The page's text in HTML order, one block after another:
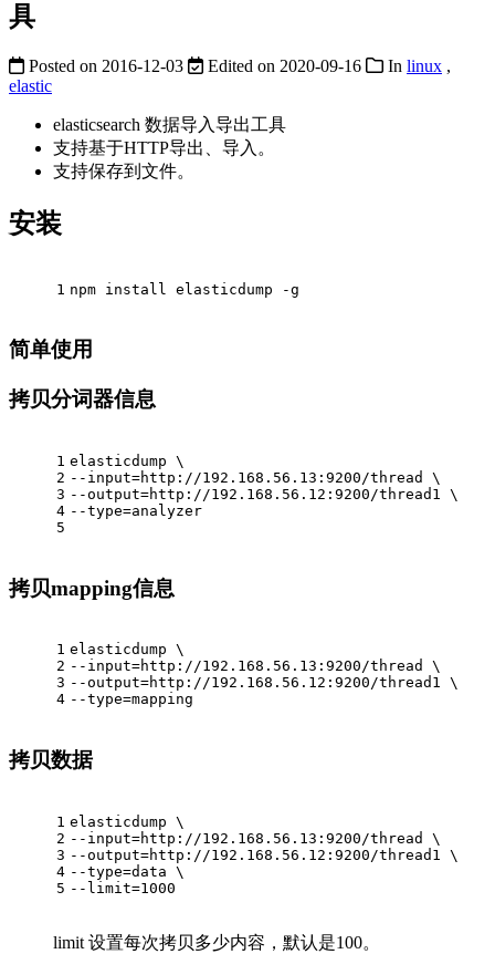
具
Posted on 2016-12-03 Edited on 2020-09-16 In linux ,
elastic
elasticsearch 数据导入导出工具
支持基于HTTP导出、导入。
支持保存到文件。
安装
1 npm install elasticdump -g
简单使用
拷贝分词器信息
1
2
3
4
5
elasticdump \
--input=http://192.168.56.13:9200/thread \
--output=http://192.168.56.12:9200/thread1 \
--type=analyzer
拷贝mapping信息
1
2
3
4
elasticdump \
--input=http://192.168.56.13:9200/thread \
--output=http://192.168.56.12:9200/thread1 \
--type=mapping
拷贝数据
1
2
3
4
5
elasticdump \
--input=http://192.168.56.13:9200/thread \
--output=http://192.168.56.12:9200/thread1 \
--type=data \
--limit=1000
limit 设置每次拷贝多少内容，默认是100。